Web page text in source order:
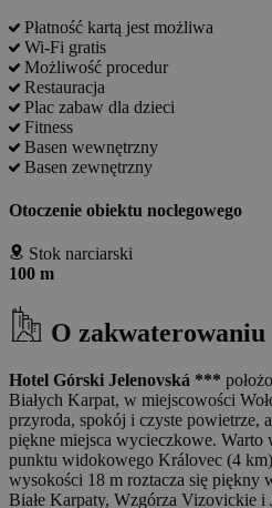
Płatność kartą jest możliwa
Wi-Fi gratis
Możliwość procedur
Restauracja
Plac zabaw dla dzieci
Fitness
Basen wewnętrzny
Basen zewnętrzny
Otoczenie obiektu noclegowego
Stok narciarski
100 m
O zakwaterowaniu
Hotel Górski Jelenovská ***
Białych Karpat, w miejscowości
przyroda, spokój i czyste powietrze,
piękne miejsca wycieczkowe. Warto
punktu widokowego Královec (4
wysokości 18 m roztacza się piękny
Białe Karpaty, Wzgórza Vizovickie